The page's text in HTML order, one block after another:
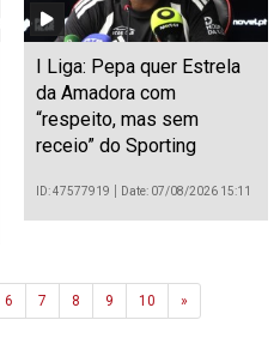
I Liga: Pepa quer Estrela
da Amadora com
“respeito, mas sem
receio” do Sporting
ID: 47577919 Date: 07/08/2026 15:11
6 7 8 9 10 »Next